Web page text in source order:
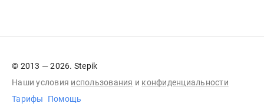
© 2013 — 2026. Stepik
Наши условия использования и конфиденциальности
Тарифы
Помощь